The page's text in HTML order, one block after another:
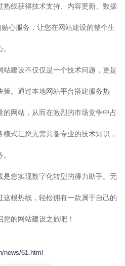
热线获得技术支持、内容更新、数据
心服务，让您在网站建设的整个生
站建设不仅仅是一个技术问题，更是
。通过本地网站平台搭建服务热
网站，从而在激烈的市场竞争中占
式让您无需具备专业的技术知识，
是您实现数字化转型的得力助手。无
根热线，轻松拥有一款属于自己的
的网站建设之旅吧！
news/61.html